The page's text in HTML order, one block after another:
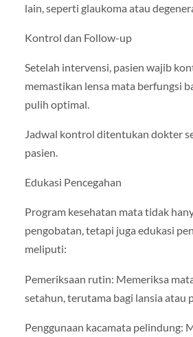
lain, seperti glaukoma atau
Kontrol dan Follow-up
Setelah intervensi, pasien wajib
memastikan lensa mata berfungsi
pulih optimal.
Jadwal kontrol ditentukan dokter
pasien.
Edukasi Pencegahan
Program kesehatan mata tidak
pengobatan, tetapi juga edukasi
meliputi:
Pemeriksaan rutin: Memeriksa
setahun, terutama bagi lansia atau
Penggunaan kacamata pelindung: